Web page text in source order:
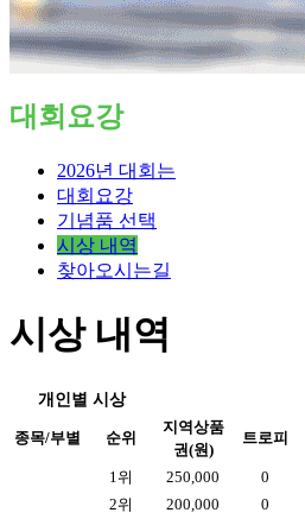
대회요강
2026년 대회는
대회요강
기념품 선택
시상 내역
찾아오시는길
시상 내역
개인별 시상
종목/부별 순위
지역상품
권(원)
트로피
1위 250,000 0
2위
200,000 0